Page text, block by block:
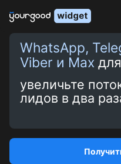
Создание ссылки на ватсап
WhatsApp,
Viber и Max
увеличьте
лидов в два